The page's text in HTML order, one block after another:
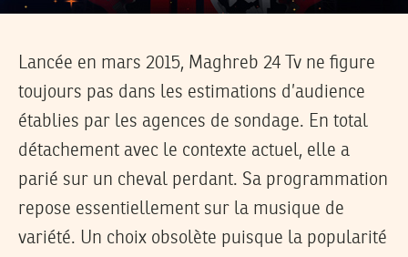
Lancée en mars 2015, Maghreb 24 Tv ne figure
toujours pas dans les estimations d’audience
établies par les agences de sondage. En total
détachement avec le contexte actuel, elle a
parié sur un cheval perdant. Sa programmation
repose essentiellement sur la musique de
variété. Un choix obsolète puisque la popularité